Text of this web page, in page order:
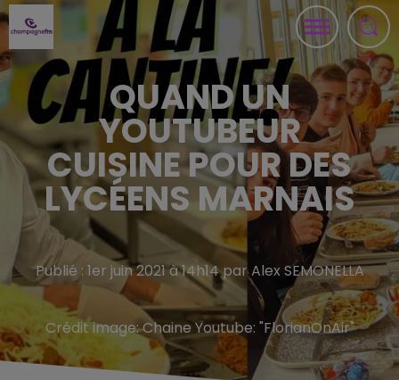
QUAND UN
YOUTUBEUR
CUISINE POUR DES
LYCÉENS MARNAIS
Publié : 1er juin 2021 à 14h14 par Alex SEMONELLA
Crédit image:Chaine Youtube: "FlorianOnAir"